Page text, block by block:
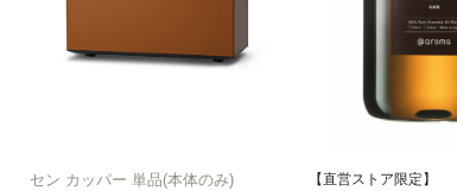
セン カッパー 単品(本体のみ) 【直営ストア限定】